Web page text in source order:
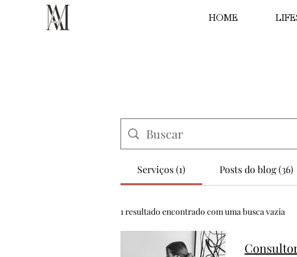
HOME
Serviços (1) Posts do blog (36)
1 resultado encontrado com uma busca vazia